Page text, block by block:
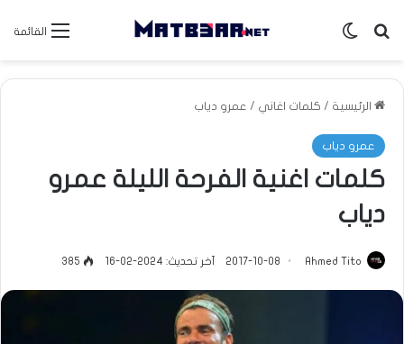
القائمة بحث عنالوضع المظلم
الرئيسية / كلمات اغاني / عمرو دياب
عمرو دياب
كلمات اغنية الفرحة الليلة عمرو
دياب
Ahmed Tito
2017-10-08 آخر تحديث: 2024-02-16 385